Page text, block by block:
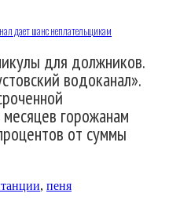
дает шанс неплательщикам
для должников.
водоканал».
горожанам
от суммы
, пеня